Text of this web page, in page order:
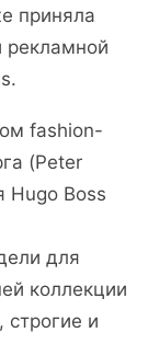
приняла
рекламной
fashion-
(Peter
Hugo Boss
для
коллекции
и